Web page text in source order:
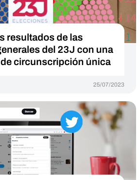
resultados de las
del 23J con una
circunscripción única
25/07/2023